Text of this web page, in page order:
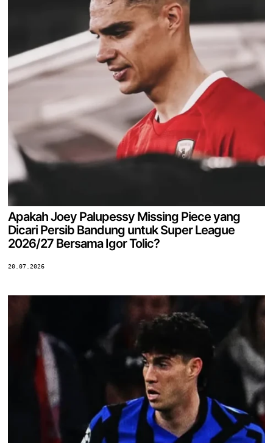
Apakah Joey Palupessy Missing Piece yang
Dicari Persib Bandung untuk Super League
2026/27 Bersama Igor Tolic?
20.07.2026